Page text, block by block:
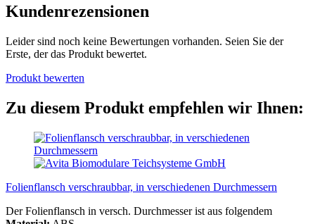
Kundenrezensionen
Leider sind noch keine Bewertungen vorhanden. Seien Sie der
Erste, der das Produkt bewertet.
Produkt bewerten
Zu diesem Produkt empfehlen wir Ihnen:
Folienflansch verschraubbar, in verschiedenen Durchmessern
Der Folienflansch in versch. Durchmesser ist aus folgendem